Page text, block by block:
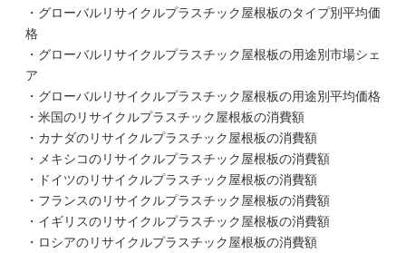
・グローバルリサイクルプラスチック屋根板のタイプ別平均価
格
・グローバルリサイクルプラスチック屋根板の用途別市場シェ
ア
・グローバルリサイクルプラスチック屋根板の用途別平均価格
・米国のリサイクルプラスチック屋根板の消費額
・カナダのリサイクルプラスチック屋根板の消費額
・メキシコのリサイクルプラスチック屋根板の消費額
・ドイツのリサイクルプラスチック屋根板の消費額
・フランスのリサイクルプラスチック屋根板の消費額
・イギリスのリサイクルプラスチック屋根板の消費額
・ロシアのリサイクルプラスチック屋根板の消費額